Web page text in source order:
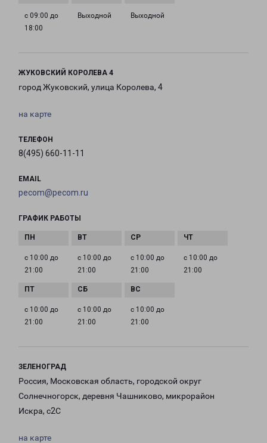
с 09:00 до
18:00
Выходной Выходной
ЖУКОВСКИЙ КОРОЛЕВА 4
город Жуковский, улица Королева, 4
на карте
ТЕЛЕФОН
8(495) 660-11-11
EMAIL
pecom@pecom.ru
ГРАФИК РАБОТЫ
с 10:00 до
21:00
с 10:00 до
21:00
с 10:00 до
21:00
с 10:00 до
21:00
с 10:00 до
21:00
с 10:00 до
21:00
с 10:00 до
21:00
ЗЕЛЕНОГРАД
Россия, Московская область, городской округ
Солнечногорск, деревня Чашниково, микрорайон
Искра, с2С
на карте